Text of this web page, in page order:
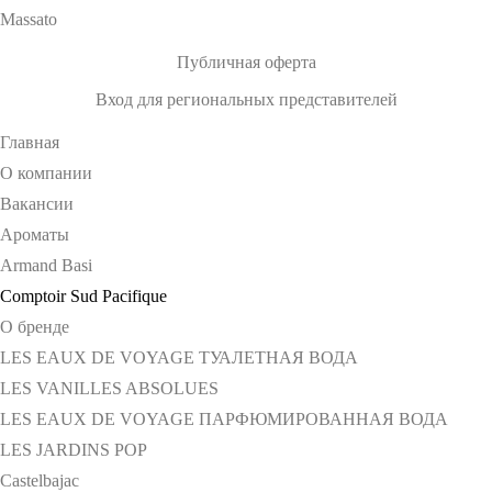
Massato
Публичная оферта
Вход для региональных представителей
Главная
О компании
Вакансии
Ароматы
Armand Basi
Comptoir Sud Pacifique
О бренде
LES EAUX DE VOYAGE ТУАЛЕТНАЯ ВОДА
LES VANILLES ABSOLUES
LES EAUX DE VOYAGE ПАРФЮМИРОВАННАЯ ВОДА
LES JARDINS POP
Castelbajac